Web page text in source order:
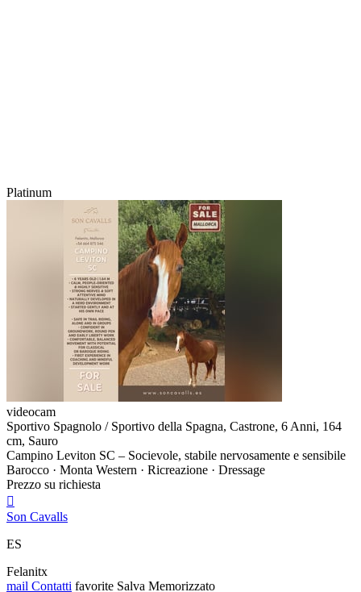
Platinum
videocam
Sportivo Spagnolo / Sportivo della Spagna, Castrone, 6 Anni, 164
cm, Sauro
Campino Leviton SC – Socievole, stabile nervosamente e sensibile
Barocco · Monta Western · Ricreazione · Dressage
Prezzo su richiesta

Son Cavalls
ES
Felanitx
mail Contatti favorite Salva Memorizzato